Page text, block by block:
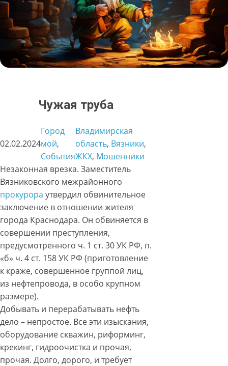
Чужая труба
02.02.2024
Город
мой
События
Владимирская
область, Вязники
ЖКХ, Мошенники
Незаконная врезка. Заместитель
Вязниковского межрайонного
прокурора утвердил обвинительное
заключение в отношении жителя
города Краснодара. Он обвиняется в
совершении преступления,
предусмотренного ч. 1 ст. 30 УК РФ, п.
«б» ч. 4 ст. 158 УК РФ (приготовление
к краже, совершенное группой лиц,
из нефтепровода, в особо крупном
размере).
Добывать и перерабатывать нефть
дело – непростое. Все эти изыскания,
оборудование скважин, риформинг,
крекинг, гидроочистка и прочая,
прочая. Долго, дорого, и требует